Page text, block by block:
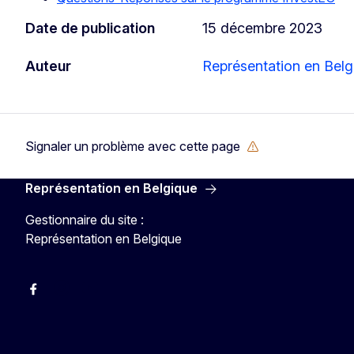
Date de publication 15 décembre 2023
Auteur Représentation en
Signaler un problème avec cette page
Représentation en Belgique
Gestionnaire du site :
Représentation en Belgique
Facebook